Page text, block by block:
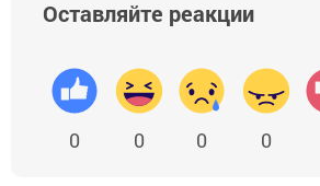
Оставляйте реакции
0 0 0 0